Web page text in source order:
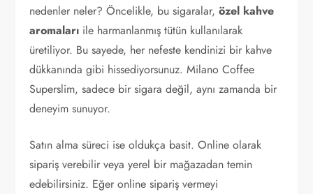
nedenler neler? Öncelikle, bu sigaralar,özel kahve
aromaları ile harmanlanmış tütün kullanılarak
üretiliyor. Bu sayede, her nefeste kendinizi bir kahve
dükkanında gibi hissediyorsunuz. Milano Coffee
Superslim, sadece bir sigara değil, aynı zamanda bir
deneyim sunuyor.
Satın alma süreci ise oldukça basit. Online olarak
sipariş verebilir veya yerel bir mağazadan temin
edebilirsiniz. Eğer online sipariş vermeyi